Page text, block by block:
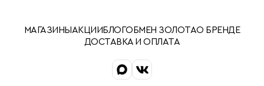
МАГАЗИНЫ АКЦИИБЛОГОБМЕН ЗОЛОТАО БРЕНДЕ
ДОСТАВКА И ОПЛАТА